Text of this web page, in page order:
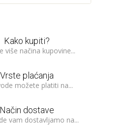
Kako kupiti?
više načina kupovine...
Vrste plaćanja
možete platiti na...
Način dostave
vam dostavljamo na...